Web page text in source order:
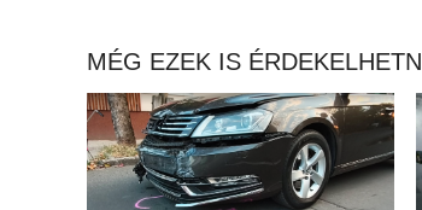
MÉG EZEK IS